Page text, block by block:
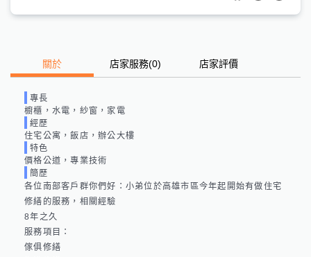
關於 店家服務(0) 店家評價
專長
櫥櫃，水電，紗窗，家電
經歷
住宅公寓，飯店，辦公大樓
特色
價格公道，專業技術
簡歷
各位南部客戶群你們好：小弟位於高雄市區今年起開始有做住宅
修繕的服務，相關經驗
8年之久
服務項目：
傢俱修繕